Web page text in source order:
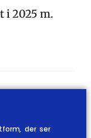
i 2025 m.
der ser